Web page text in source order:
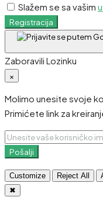
Slažem se sa vašim
Registracija
Zaboravili Lozinku
×
Molimo unesite svoje
Primićete link za
Pošalji
Customize Reject All
✖